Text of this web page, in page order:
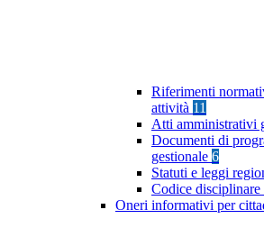
Riferimenti
attività 11
Atti amministrativi
Documenti di
gestionale 6
Statuti e leggi
Codice disciplinare
Oneri informativi per